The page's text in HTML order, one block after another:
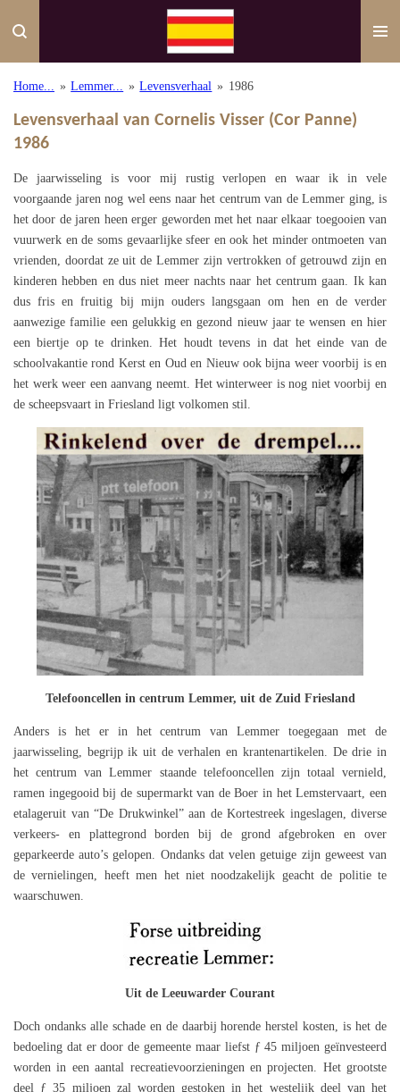
direct
de
Home... » Lemmer... » Levensverhaal » 1986
Levensverhaal van Cornelis Visser (Cor Panne)
1986
De jaarwisseling is voor mij rustig verlopen en waar ik in vele
voorgaande jaren nog wel eens naar het centrum van de Lemmer ging, is
het door de jaren heen erger geworden met het naar elkaar toegooien van
vuurwerk en de soms gevaarlijke sfeer en ook het minder ontmoeten van
vrienden, doordat ze uit de Lemmer zijn vertrokken of getrouwd zijn en
kinderen hebben en dus niet meer nachts naar het centrum gaan. Ik kan
dus fris en fruitig bij mijn ouders langsgaan om hen en de verder
aanwezige familie een gelukkig en gezond nieuw jaar te wensen en hier
een biertje op te drinken. Het houdt tevens in dat het einde van de
schoolvakantie rond Kerst en Oud en Nieuw ook bijna weer voorbij is en
het werk weer een aanvang neemt. Het winterweer is nog niet voorbij en
de scheepsvaart in Friesland ligt volkomen stil.
Telefooncellen in centrum Lemmer, uit de Zuid Friesland
Anders is het er in het centrum van Lemmer toegegaan met de
jaarwisseling, begrijp ik uit de verhalen en krantenartikelen. De drie in
het centrum van Lemmer staande telefooncellen zijn totaal vernield,
ramen ingegooid bij de supermarkt van de Boer in het Lemstervaart, een
etalageruit van “De Drukwinkel” aan de Kortestreek ingeslagen, diverse
verkeers- en plattegrond borden bij de grond afgebroken en over
geparkeerde auto’s gelopen. Ondanks dat velen getuige zijn geweest van
de vernielingen, heeft men het niet noodzakelijk geacht de politie te
waarschuwen.
Uit de Leeuwarder Courant
Doch ondanks alle schade en de daarbij horende herstel kosten, is het de
bedoeling dat er door de gemeente maar liefst ƒ 45 miljoen geïnvesteerd
worden in een aantal recreatievoorzieningen en projecten. Het grootste
deel ƒ 35 miljoen zal worden gestoken in het westelijk deel van het